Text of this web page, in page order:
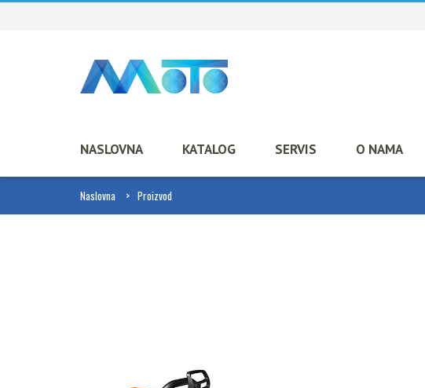
NASLOVNA KATALOG SERVIS O NAMA
Naslovna Proizvod